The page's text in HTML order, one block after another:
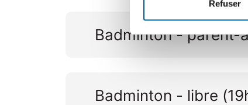
Refuser
Badminton - parent-
Badminton - libre